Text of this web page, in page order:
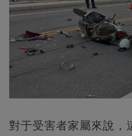
對于受害者家屬來說，